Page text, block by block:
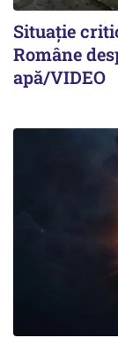
Situație
Române
apă/VIDEO